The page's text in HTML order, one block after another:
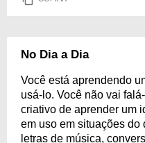
No Dia a Dia
Você está aprendendo
usá-lo. Você não vai
criativo de aprender um
em uso em situações
letras de música,